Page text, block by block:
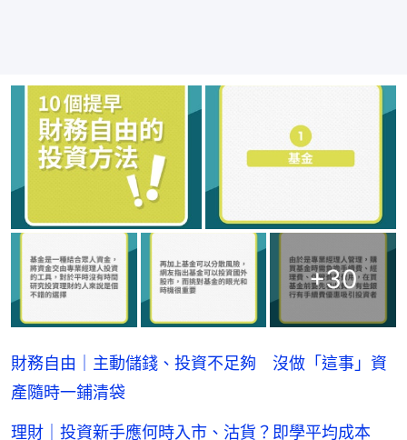
+30
財務自由｜主動儲錢、投資不足夠 沒做「這事」資
產隨時一鋪清袋
理財｜投資新手應何時入市、沽貨？即學平均成本